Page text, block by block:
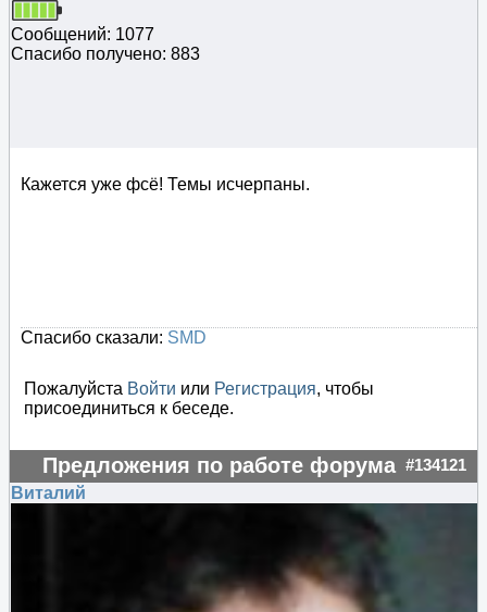
Сообщений: 1077
Спасибо получено: 883
Кажется уже фсё! Темы исчерпаны.
Спасибо сказали: SMD
Пожалуйста Войти или Регистрация, чтобы
присоединиться к беседе.
Предложения по работе форума #134121
Виталий